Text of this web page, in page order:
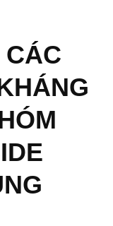
CÁC